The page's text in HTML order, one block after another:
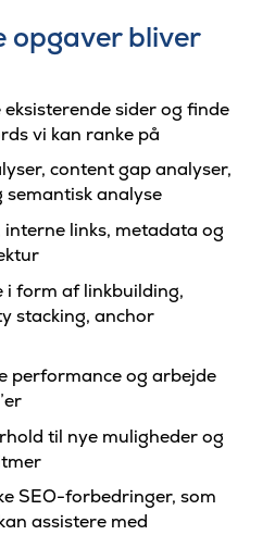
bliver
sider og finde
vi kan ranke på
content gap analyser,
analyse
links, metadata og
form af linkbuilding,
stacking, anchor
performance og arbejde
til nye muligheder og
SEO-forbedringer, som
assistere med